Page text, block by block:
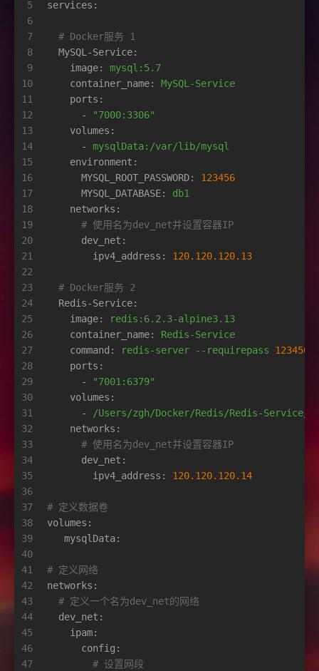
5
6
7
8
9
10
11
12
13
14
15
16
17
18
19
20
21
22
23
24
25
26
27
28
29
30
31
32
33
34
35
36
37
38
39
40
41
42
43
44
45
46
47
services:
# Docker服务 1
MySQL-Service:
image:
mysql:5.7
container_name:
MySQL-Service
ports:
-
"7000:3306"
volumes:
-
mysqlData:/var/lib/mysql
environment:
MYSQL_ROOT_PASSWORD:
123456
MYSQL_DATABASE:
db1
networks:
# 使用名为dev_net并设置容器IP
dev_net:
ipv4_address:
120.120.120.13
# Docker服务 2
Redis-Service:
image:
redis:6.2.3-alpine3.13
container_name:
Redis-Service
command:
redis-server --requirepass
123456
ports:
-
"7001:6379"
volumes:
-
/Users/zgh/Docker/Redis/Redis-
networks:
# 使用名为dev_net并设置容器IP
dev_net:
ipv4_address:
120.120.120.14
# 定义数据卷
volumes:
mysqlData:
# 定义网络
networks:
# 定义一个名为dev_net的网络
dev_net:
ipam:
config:
# 设置网段